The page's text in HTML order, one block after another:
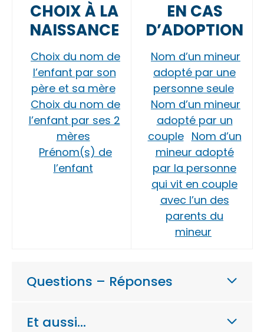
CHOIX À LA
NAISSANCE
Choix du nom de
l’enfant par son
père et sa mère
Choix du nom de
l’enfant par ses 2
mères
Prénom(s) de
l’enfant
EN CAS
D’ADOPTION
Nom d’un mineur
adopté par une
personne seule
Nom d’un mineur
adopté par un
couple Nom d’un
mineur adopté
par la personne
qui vit en couple
avec l’un des
parents du
mineur
Questions – Réponses
Et aussi…